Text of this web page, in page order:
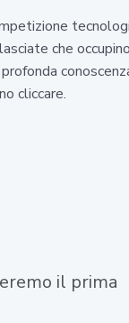
che
cliccare.
il prima